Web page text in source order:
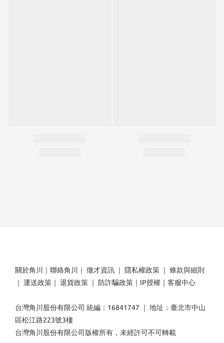
關於角川 ｜ 聯絡角川 ｜ 徵才資訊 ｜ 隱私權政策 ｜ 條款與細則
｜ 運送政策 ｜ 退貨政策 ｜ 防詐騙政策 ｜ IP授權 ｜ 客服中心
台灣角川股份有限公司 統編：16841747 ｜ 地址：臺北市中山
區松江路223號3樓
台灣角川股份有限公司版權所有，未經許可不可轉載